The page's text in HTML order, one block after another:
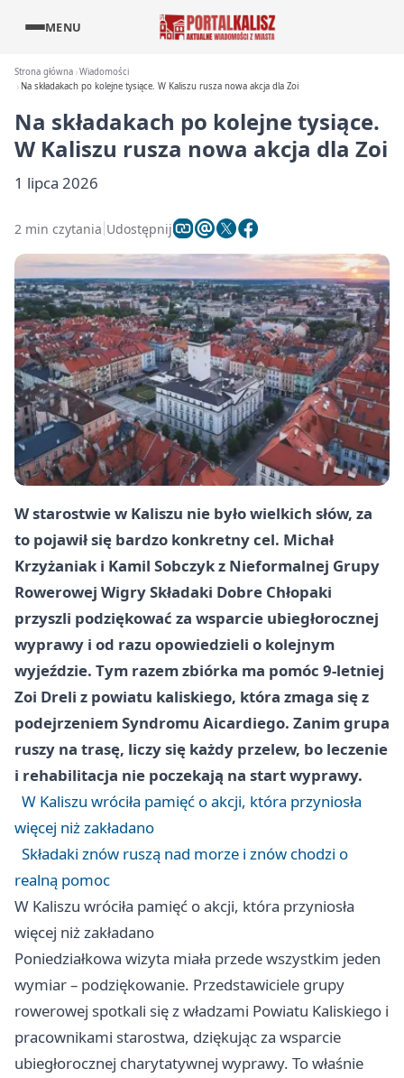
MENU
Strona główna Wiadomości
Na składakach po kolejne tysiące. W Kaliszu rusza nowa akcja dla Zoi
Na składakach po kolejne tysiące.
W Kaliszu rusza nowa akcja dla Zoi
1 lipca 2026
2 min czytania Udostępnij
W starostwie w Kaliszu nie było wielkich słów, za
to pojawił się bardzo konkretny cel. Michał
Krzyżaniak i Kamil Sobczyk z Nieformalnej Grupy
Rowerowej Wigry Składaki Dobre Chłopaki
przyszli podziękować za wsparcie ubiegłorocznej
wyprawy i od razu opowiedzieli o kolejnym
wyjeździe. Tym razem zbiórka ma pomóc 9-letniej
Zoi Dreli z powiatu kaliskiego, która zmaga się z
podejrzeniem Syndromu Aicardiego. Zanim grupa
ruszy na trasę, liczy się każdy przelew, bo leczenie
i rehabilitacja nie poczekają na start wyprawy.
W Kaliszu wróciła pamięć o akcji, która przyniosła
więcej niż zakładano
Składaki znów ruszą nad morze i znów chodzi o
realną pomoc
W Kaliszu wróciła pamięć o akcji, która przyniosła
więcej niż zakładano
Poniedziałkowa wizyta miała przede wszystkim jeden
wymiar – podziękowanie. Przedstawiciele grupy
rowerowej spotkali się z władzami Powiatu Kaliskiego i
pracownikami starostwa, dziękując za wsparcie
ubiegłorocznej charytatywnej wyprawy. To właśnie